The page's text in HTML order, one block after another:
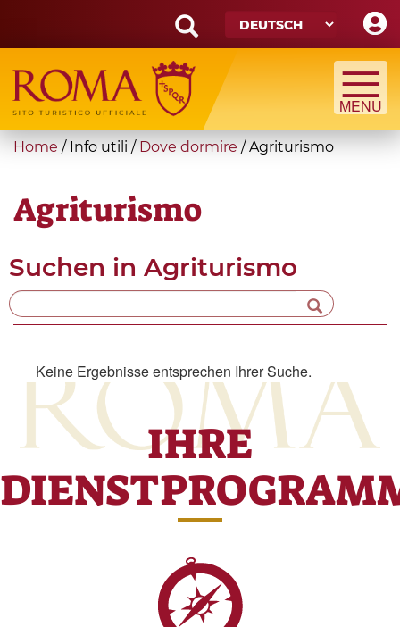
main
content
Search
form
Suche
You
here
Home / Info utili / Dove dormire /Agriturismo
Agriturismo
Suchen in Agriturismo
Keine Ergebnisse entsprechen Ihrer Suche.
IHRE